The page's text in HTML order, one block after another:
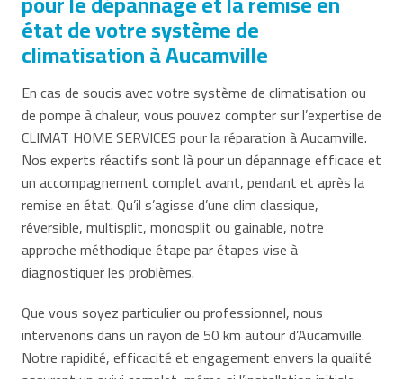
état de votre système de
climatisation à Aucamville
En cas de soucis avec votre système de climatisation ou
de pompe à chaleur, vous pouvez compter sur l’expertise de
CLIMAT HOME SERVICES pour la réparation à Aucamville.
Nos experts réactifs sont là pour un dépannage efficace et
un accompagnement complet avant, pendant et après la
remise en état. Qu’il s’agisse d’une clim classique,
réversible, multisplit, monosplit ou gainable, notre
approche méthodique étape par étapes vise à
diagnostiquer les problèmes.
Que vous soyez particulier ou professionnel, nous
intervenons dans un rayon de 50 km autour d’Aucamville.
Notre rapidité, efficacité et engagement envers la qualité